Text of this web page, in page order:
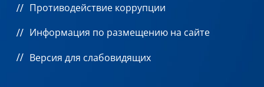
Противодействие коррупции
Информация по размещению на сайте
Версия для слабовидящих